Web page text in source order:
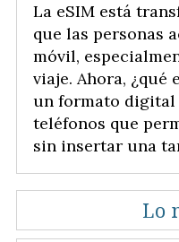
La eSIM está
que las personas
móvil,
viaje. Ahora, ¿qué
un formato digital
teléfonos que
sin insertar una
Lo